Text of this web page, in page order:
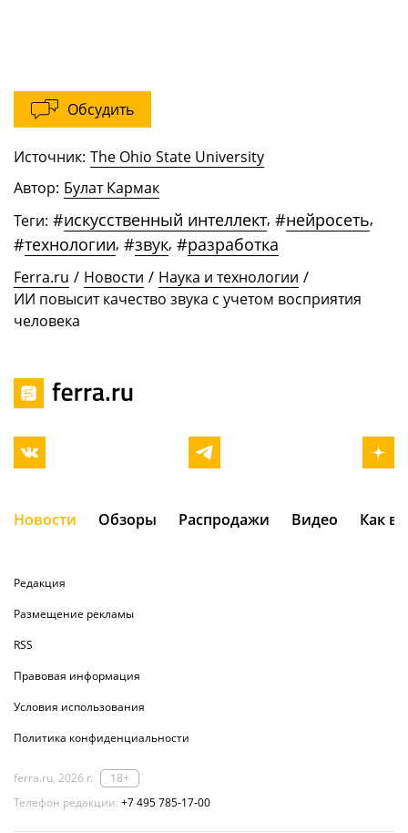
Обсудить
Источник: The Ohio State University
Автор: Булат Кармак
Теги: #искусственный интеллект, #нейросеть,
#технологии, #звук, #разработка
Ferra.ru / Новости / Наука и технологии /
ИИ повысит качество звука с учетом восприятия
человека
Новости Обзоры Распродажи Видео Как
Редакция
Размещение рекламы
RSS
Правовая информация
Условия использования
Политика конфиденциальности
ferra.ru, 2026 г.
18+
Телефон редакции: +7 495 785-17-00